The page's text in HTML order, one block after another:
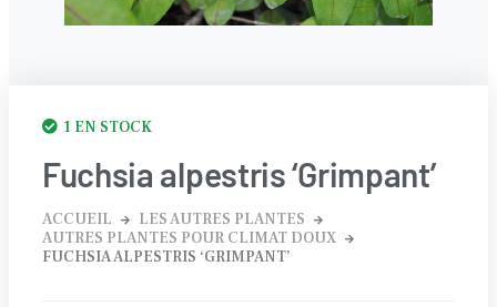
1 EN STOCK
Fuchsia alpestris ‘Grimpant’
ACCUEIL
LES AUTRES PLANTES
AUTRES PLANTES POUR CLIMAT DOUX
FUCHSIA ALPESTRIS ‘GRIMPANT’